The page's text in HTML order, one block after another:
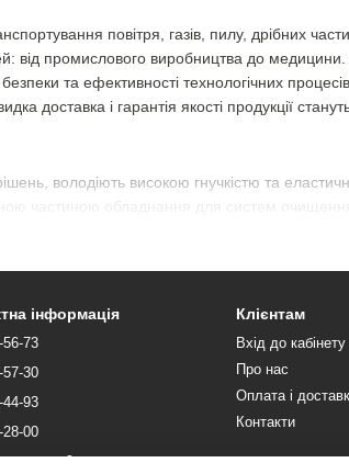
повітря, газів, пилу, дрібних
від промислового виробництва до медицини.
та ефективності технологічних
доставка і гарантія якості продукції
володіють високою гнучкістю та
частиною обладнання для систем
в побутових системах, забезпечуючи
шлангів для
технічних характеристик, цей тип виробів
інформація
73
30
93
00
вам?
Клієнтам
Вхід до кабінету
Про нас
Оплата і
Контакти